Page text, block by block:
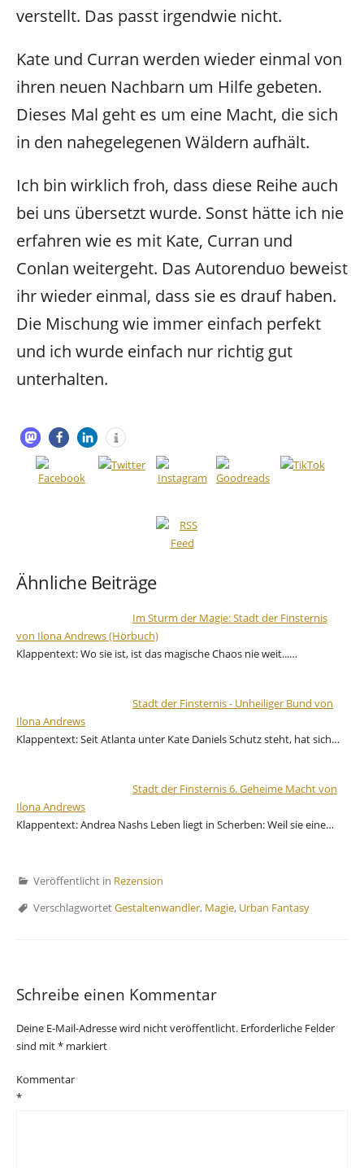
verstellt. Das passt irgendwie nicht.
Kate und Curran werden wieder einmal von
ihren neuen Nachbarn um Hilfe gebeten.
Dieses Mal geht es um eine Macht, die sich
in den nahegelegenen Wäldern aufhält.
Ich bin wirklich froh, dass diese Reihe auch
bei uns übersetzt wurde. Sonst hätte ich nie
erfahren wie es mit Kate, Curran und
Conlan weitergeht. Das Autorenduo beweist
ihr wieder einmal, dass sie es drauf haben.
Die Mischung wie immer einfach perfekt
und ich wurde einfach nur richtig gut
unterhalten.
Ähnliche Beiträge
Im Sturm der Magie: Stadt der Finsternis
von Ilona Andrews (Hörbuch)
Klappentext: Wo sie ist, ist das magische Chaos nie weit...…
Stadt der Finsternis - Unheiliger Bund von
Ilona Andrews
Klappentext: Seit Atlanta unter Kate Daniels Schutz steht, hat sich…
Stadt der Finsternis 6. Geheime Macht von
Ilona Andrews
Klappentext: Andrea Nashs Leben liegt in Scherben: Weil sie eine…
Veröffentlicht in Rezension
VerschlagwortetGestaltenwandler, Magie, Urban Fantasy
Schreibe einen Kommentar
Deine E-Mail-Adresse wird nicht veröffentlicht. Erforderliche Felder
sind mit* markiert
Kommentar
*